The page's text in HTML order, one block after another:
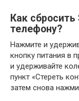
Как
телефону?
Нажмите и
кнопку питания в
и удерживайте
пункт «Стереть
затем снова